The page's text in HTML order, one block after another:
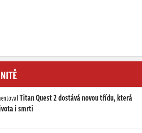
Titan Quest 2 dostává novou třídu, která
i smrti